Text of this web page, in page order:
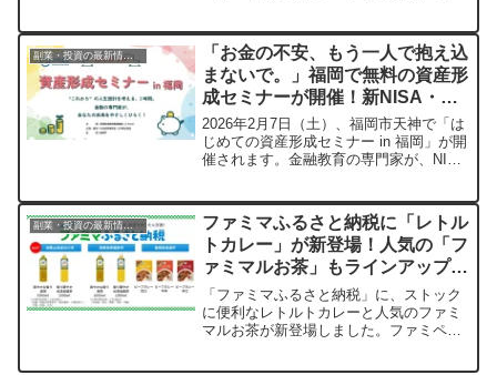
も。家族での雪遊びやスキーデビューに
ぴったりの宿泊プランも紹介されてお
り、冬のアウトドアを存分に楽しめる情
報が満載です。
副業・投資の最新情報まとめ
「お金の不安、もう一人で抱え込
まないで。」福岡で無料の資産形
成セミナーが開催！新NISA・
iDeCoを”やさしく”学べる2時間
2026年2月7日（土）、福岡市天神で「は
じめての資産形成セミナー in 福岡」が開
催されます。金融教育の専門家が、NISA
説します。参加費は無料、先着80名限定
です。
副業・投資の最新情報まとめ
ファミマふるさと納税に「レトル
トカレー」が新登場！人気の「フ
ァミマルお茶」もラインアップ拡
大で日常がもっと便利に
「ファミマふるさと納税」に、ストック
に便利なレトルトカレーと人気のファミ
マルお茶が新登場しました。ファミペイ